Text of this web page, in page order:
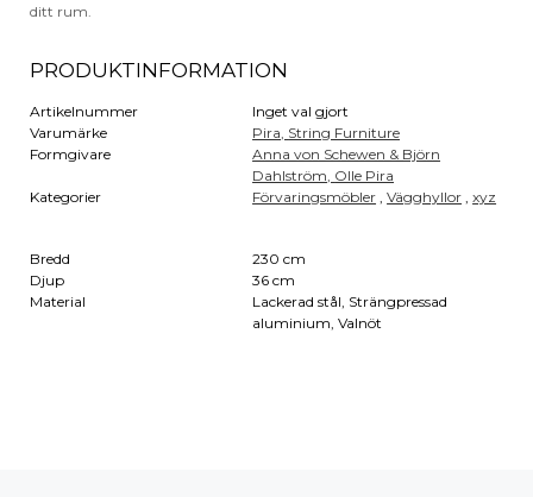
ditt rum.
PRODUKTINFORMATION
Artikelnummer
Inget val gjort
Varumärke
Pira, String Furniture
Formgivare
Anna von Schewen & Björn
Dahlström, Olle Pira
Kategorier
Förvaringsmöbler ,Vägghyllor ,xyz
Bredd
230 cm
Djup
36 cm
Material
Lackerad stål, Strängpressad
aluminium, Valnöt